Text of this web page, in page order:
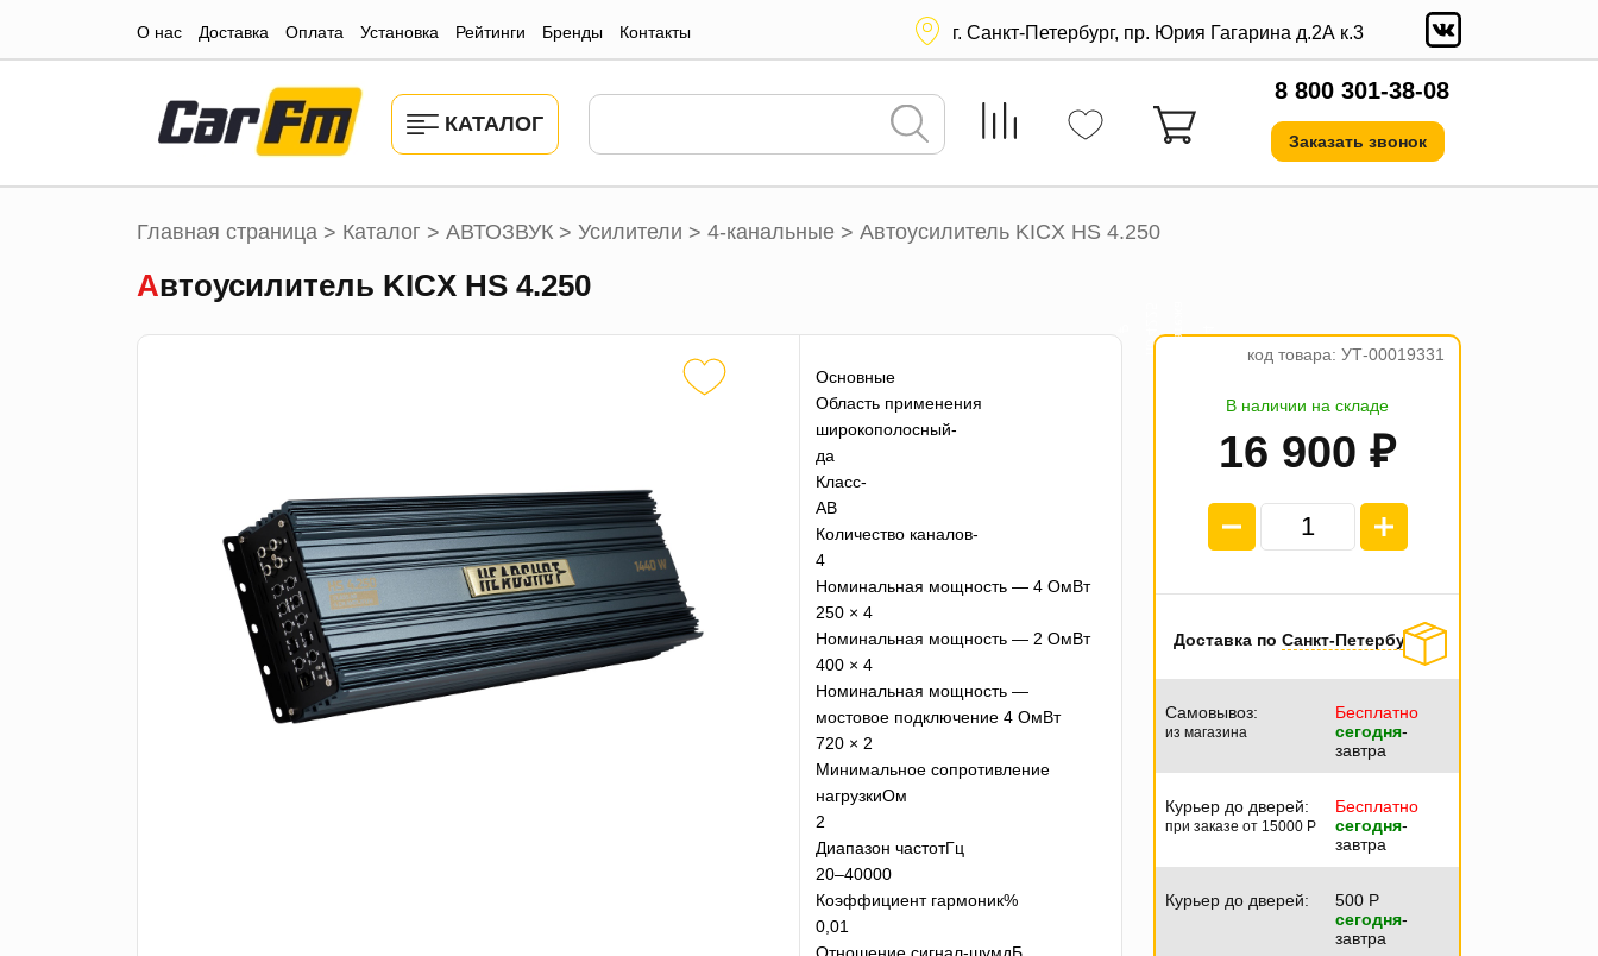
О нас Доставка Оплата Установка Рейтинги Бренды Контакты г. Санкт-Петербург, пр. Юрия Гагарина д.2А к.3
КАТАЛОГ
8 800 301-38-08
Заказать звонок
Главная страница > Каталог > АВТОЗВУК > Усилители > 4-канальные > Автоусилитель KICX HS 4.250
Автоусилитель KICX HS 4.250
Основные
Область применения
широкополосный-
да
Класс-
AB
Количество каналов-
4
Номинальная мощность — 4 OмВт
250 × 4
Номинальная мощность — 2 OмВт
400 × 4
Номинальная мощность —
мостовое подключение 4 OмВт
720 × 2
Минимальное сопротивление
нагрузкиОм
2
Диапазон частотГц
20–40000
Коэффициент гармоник%
0,01
код товара: УТ-00019331
В наличии на складе
16 900 ₽
а
5
Доставка по Санкт-Петербургу
Самовывоз:
из магазина
Бесплатно
сегодня-
завтра
Курьер до дверей:
при заказе от 15000 P
Бесплатно
сегодня-
завтра
Курьер до дверей: 500 P
сегодня-
завтра